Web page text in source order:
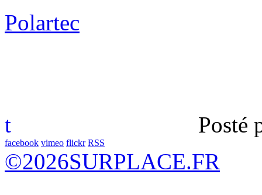
Polartec
t Posté
facebook vimeo flickr RSS
©2026SURPLACE.FR